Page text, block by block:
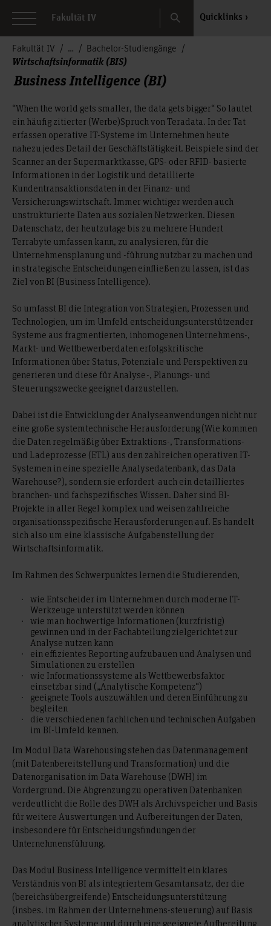
Fakultät IV Search Quicklinks
Fakultät IV Bachelor-Studiengänge
Wirtschaftsinformatik (BIS)
Business Intelligence (BI)
“When the world gets smaller, the data gets bigger“ So lautet
ein häufig zitierter (Werbe)Spruch von Teradata. In der Tat
erfassen operative IT-Systeme im Unternehmen heute
nahezu jedes Detail der Geschäftstätigkeit. Beispiele sind der
Scanner an der Supermarktkasse, GPS- oder RFID- basierte
Informationen in der Logistik und detaillierte
Kundentransaktionsdaten in der Finanz- und
Versicherungswirtschaft. Immer wichtiger werden auch
unstrukturierte Daten aus sozialen Netzwerken. Diesen
Datenschatz, der heutzutage bis zu mehrere Hundert
Terrabyte umfassen kann, zu analysieren, für die
Unternehmensplanung und -führung nutzbar zu machen und
in strategische Entscheidungen einfließen zu lassen, ist das
Ziel von BI (Business Intelligence).
So umfasst BI die Integration von Strategien, Prozessen und
Technologien, um im Umfeld entscheidungsunterstützender
Systeme aus fragmentierten, inhomogenen Unternehmens-,
Markt- und Wettbewerberdaten erfolgskritische
Informationen über Status, Potenziale und Perspektiven zu
generieren und diese für Analyse-, Planungs- und
Steuerungszwecke geeignet darzustellen.
Dabei ist die Entwicklung der Analyseanwendungen nicht nur
eine große systemtechnische Herausforderung (Wie kommen
die Daten regelmäßig über Extraktions-, Transformations-
und Ladeprozesse (ETL) aus den zahlreichen operativen IT-
Systemen in eine spezielle Analysedatenbank, das Data
Warehouse?), sondern sie erfordert auch ein detailliertes
branchen- und fachspezifisches Wissen. Daher sind BI-
Projekte in aller Regel komplex und weisen zahlreiche
organisationsspezifische Herausforderungen auf. Es handelt
sich also um eine klassische Aufgabenstellung der
Wirtschaftsinformatik.
Im Rahmen des Schwerpunktes lernen die Studierenden,
wie Entscheider im Unternehmen durch moderne IT-
Werkzeuge unterstützt werden können
wie man hochwertige Informationen (kurzfristig)
gewinnen und in der Fachabteilung zielgerichtet zur
Analyse nutzen kann
ein effizientes Reporting aufzubauen und Analysen und
Simulationen zu erstellen
wie Informationssysteme als Wettbewerbsfaktor
einsetzbar sind („Analytische Kompetenz“)
geeignete Tools auszuwählen und deren Einführung zu
begleiten
die verschiedenen fachlichen und technischen Aufgaben
im BI-Umfeld kennen.
Im Modul Data Warehousing stehen das Datenmanagement
(mit Datenbereitstellung und Transformation) und die
Datenorganisation im Data Warehouse (DWH) im
Vordergrund. Die Abgrenzung zu operativen Datenbanken
verdeutlicht die Rolle des DWH als Archivspeicher und Basis
für weitere Auswertungen und Aufbereitungen der Daten,
insbesondere für Entscheidungsfindungen der
Unternehmensführung.
Das Modul Business Intelligence vermittelt ein klares
Verständnis von BI als integriertem Gesamtansatz, der die
(bereichsübergreifende) Entscheidungsunterstützung
(insbes. im Rahmen der Unternehmens-steuerung) auf Basis
analytischer Systeme und durch eine geeignete Aufbereitung